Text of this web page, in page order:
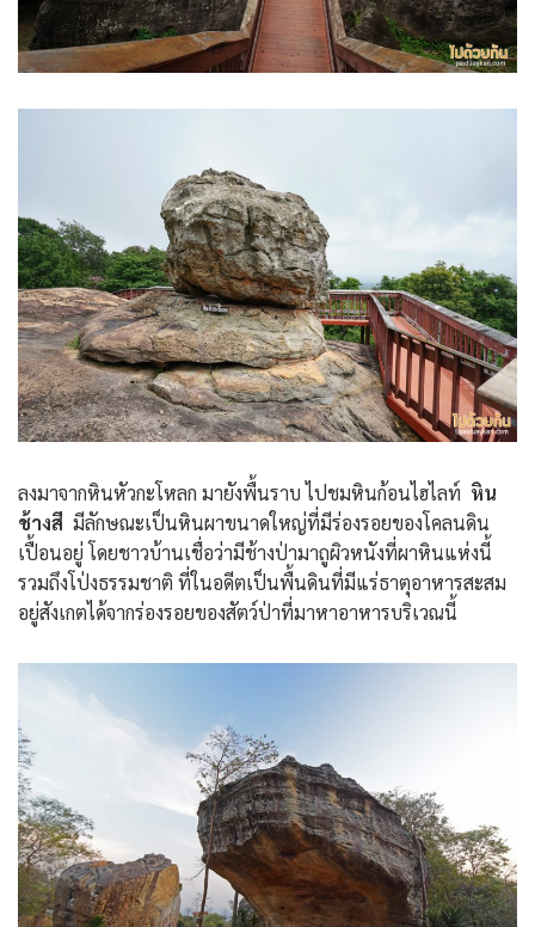
ลงมาจากหินหัวกะโหลก มายังพื้นราบ ไปชมหินก้อนไฮไลท์ หิน
ช้างสี มีลักษณะเป็นหินผาขนาดใหญ่ที่มีร่องรอยของโคลนดิน
เปื้อนอยู่ โดยชาวบ้านเชื่อว่ามีช้างป่ามาถูผิวหนังที่ผาหินแห่งนี้
รวมถึงโป่งธรรมชาติ ที่ในอดีตเป็นพื้นดินที่มีแร่ธาตุอาหารสะสม
อยู่สังเกตได้จากร่องรอยของสัตว์ป่าที่มาหาอาหารบริเวณนี้